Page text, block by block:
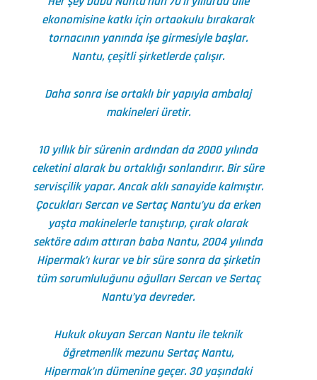
ekonomisine katkı için ortaokulu bırakarak
tornacının yanında işe girmesiyle başlar.
Nantu, çeşitli şirketlerde çalışır.
Daha sonra ise ortaklı bir yapıyla ambalaj
makineleri üretir.
10 yıllık bir sürenin ardından da 2000 yılında
ceketini alarak bu ortaklığı sonlandırır. Bir süre
servisçilik yapar. Ancak aklı sanayide kalmıştır.
Çocukları Sercan ve Sertaç Nantu’yu da erken
yaşta makinelerle tanıştırıp, çırak olarak
sektöre adım attıran baba Nantu, 2004 yılında
Hipermak’ı kurar ve bir süre sonra da şirketin
tüm sorumluluğunu oğulları Sercan ve Sertaç
Nantu’ya devreder.
Hukuk okuyan Sercan Nantu ile teknik
öğretmenlik mezunu Sertaç Nantu,
Hipermak’ın dümenine geçer. 30 yaşındaki